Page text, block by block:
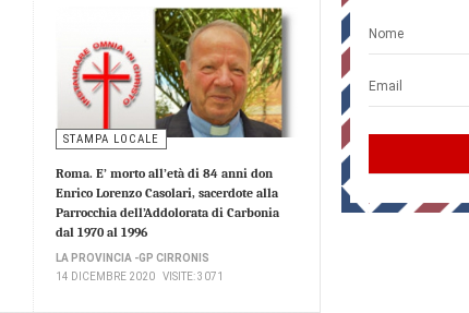
STAMPA LOCALE
Roma. E’ morto all’età di 84 anni don
Enrico Lorenzo Casolari, sacerdote alla
Parrocchia dell’Addolorata di Carbonia
dal 1970 al 1996
LA PROVINCIA -GP CIRRONIS
14 DICEMBRE 2020
VISITE: 3071